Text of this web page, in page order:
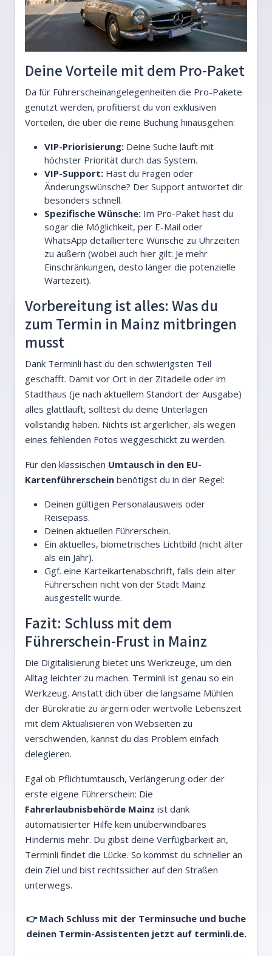
Deine Vorteile mit dem Pro-Paket
Da für Führerscheinangelegenheiten die Pro-Pakete
genutzt werden, profitierst du von exklusiven
Vorteilen, die über die reine Buchung hinausgehen:
VIP-Priorisierung: Deine Suche läuft mit
höchster Priorität durch das System.
VIP-Support: Hast du Fragen oder
Änderungswünsche? Der Support antwortet dir
besonders schnell.
Spezifische Wünsche: Im Pro-Paket hast du
sogar die Möglichkeit, per E-Mail oder
WhatsApp detailliertere Wünsche zu Uhrzeiten
zu äußern (wobei auch hier gilt: Je mehr
Einschränkungen, desto länger die potenzielle
Wartezeit).
Vorbereitung ist alles: Was du
zum Termin in Mainz mitbringen
musst
Dank Terminli hast du den schwierigsten Teil
geschafft. Damit vor Ort in der Zitadelle oder im
Stadthaus (je nach aktuellem Standort der Ausgabe)
alles glattläuft, solltest du deine Unterlagen
vollständig haben. Nichts ist ärgerlicher, als wegen
eines fehlenden Fotos weggeschickt zu werden.
Für den klassischen Umtausch in den EU-
Kartenführerschein benötigst du in der Regel:
Deinen gültigen Personalausweis oder
Reisepass.
Deinen aktuellen Führerschein.
Ein aktuelles, biometrisches Lichtbild (nicht älter
als ein Jahr).
Ggf. eine Karteikartenabschrift, falls dein alter
Führerschein nicht von der Stadt Mainz
ausgestellt wurde.
Fazit: Schluss mit dem
Führerschein-Frust in Mainz
Die Digitalisierung bietet uns Werkzeuge, um den
Alltag leichter zu machen. Terminli ist genau so ein
Werkzeug. Anstatt dich über die langsame Mühlen
der Bürokratie zu ärgern oder wertvolle Lebenszeit
mit dem Aktualisieren von Webseiten zu
verschwenden, kannst du das Problem einfach
delegieren.
Egal ob Pflichtumtausch, Verlängerung oder der
erste eigene Führerschein: Die
Fahrerlaubnisbehörde Mainz ist dank
automatisierter Hilfe kein unüberwindbares
Hindernis mehr. Du gibst deine Verfügbarkeit an,
Terminli findet die Lücke. So kommst du schneller an
dein Ziel und bist rechtssicher auf den Straßen
unterwegs.
👉 Mach Schluss mit der Terminsuche und buche
deinen Termin-Assistenten jetzt auf terminli.de.